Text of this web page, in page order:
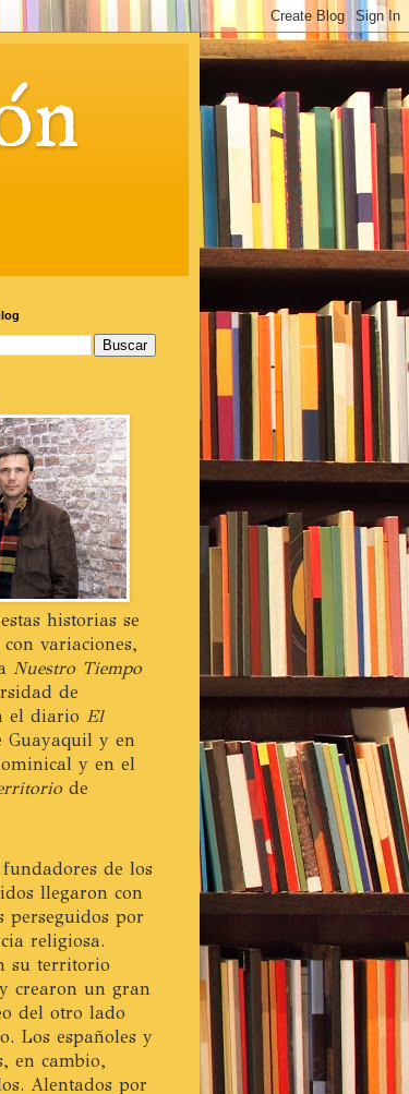
historias se
variaciones,
Nuestro Tiempo
de
el diario El
y en
y en el
de
de los
llegaron con
perseguidos por
religiosa.
su territorio
crearon un gran
del otro lado
Los españoles y
en cambio,
Alentados por